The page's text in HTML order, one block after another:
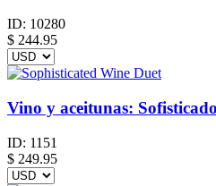
ID: 10280
$ 244.95
Vino y aceitunas:
ID: 1151
$ 249.95